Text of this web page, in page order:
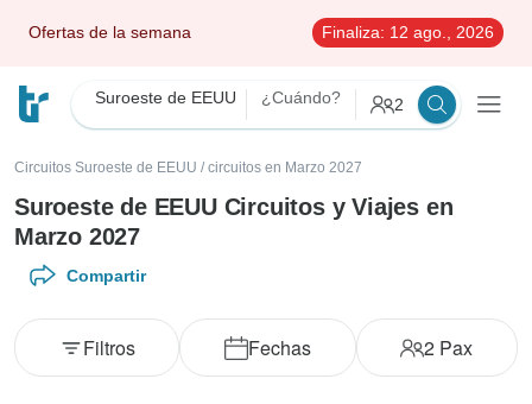
Ofertas de la semana Finaliza: 12 ago., 2026
Suroeste de EEUU ¿Cuándo? 2
Circuitos Suroeste de EEUU / circuitos en Marzo 2027
Suroeste de EEUU Circuitos y Viajes en
Marzo 2027
Compartir
Fechas 2 Pax
Filtros